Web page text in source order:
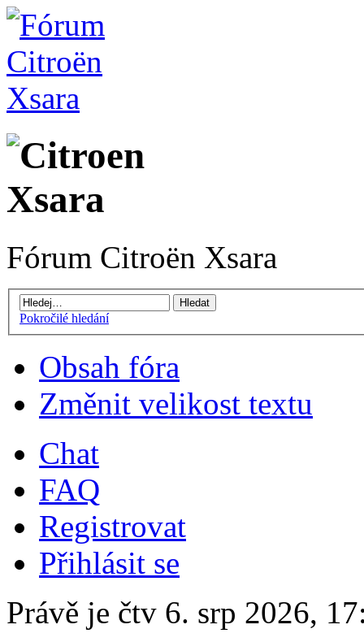
Fórum Citroën Xsara
Pokročilé hledání
Obsah fóra
Změnit velikost textu
Chat
FAQ
Registrovat
Přihlásit se
Právě je čtv 6. srp 2026,